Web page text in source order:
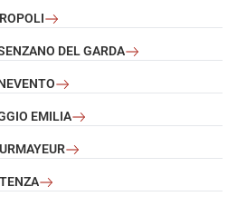
DEL GARDA
EMILIA